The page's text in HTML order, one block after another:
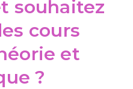
souhaitez
cours
et
?